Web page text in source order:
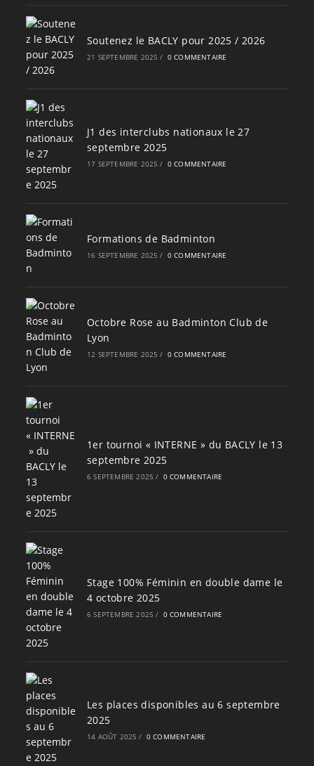
Soutenez le BACLY pour 2025 / 2026
21 SEPTEMBRE 2025 / 0 COMMENTAIRE
J1 des interclubs nationaux le 27
septembre 2025
17 SEPTEMBRE 2025 / 0 COMMENTAIRE
Formations de Badminton
16 SEPTEMBRE 2025 / 0 COMMENTAIRE
Octobre Rose au Badminton Club de
Lyon
12 SEPTEMBRE 2025 / 0 COMMENTAIRE
1er tournoi « INTERNE » du BACLY le 13
septembre 2025
6 SEPTEMBRE 2025 / 0 COMMENTAIRE
Stage 100% Féminin en double dame le
4 octobre 2025
6 SEPTEMBRE 2025 / 0 COMMENTAIRE
Les places disponibles au 6 septembre
2025
14 AOÛT 2025 / 0 COMMENTAIRE